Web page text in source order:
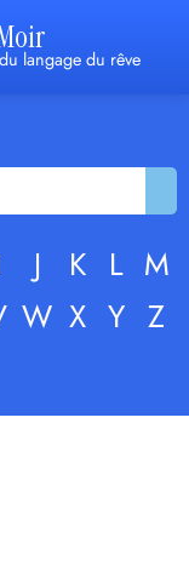
langage du rêve
J K L M
W X Y Z